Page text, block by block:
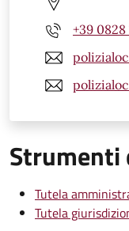
+39 0828
Tutela
Tutela